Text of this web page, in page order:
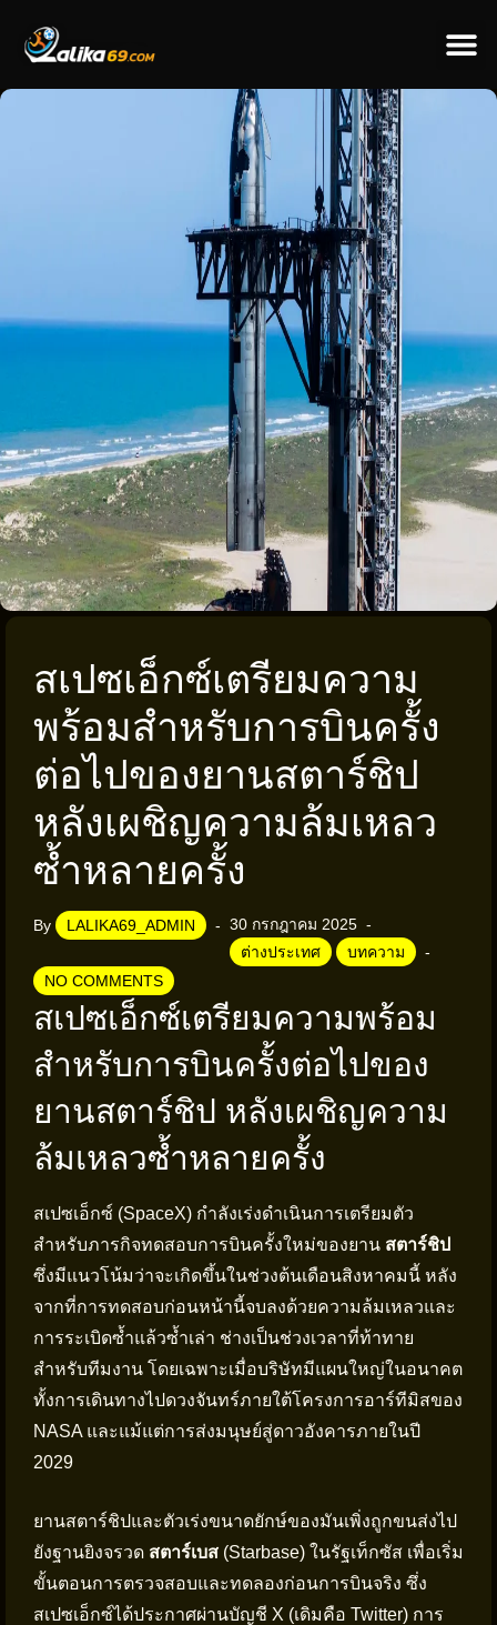
สเปซเอ็กซ์เตรียมความ
พร้อมสำหรับการบินครั้ง
ต่อไปของยานสตาร์ชิป
หลังเผชิญความล้มเหลว
ซ้ำหลายครั้ง
By LALIKA69_ADMIN
30 กรกฎาคม 2025
ต่างประเทศ
บทความ
NO COMMENTS
สเปซเอ็กซ์เตรียมความพร้อม
สำหรับการบินครั้งต่อไปของ
ยานสตาร์ชิป หลังเผชิญความ
ล้มเหลวซ้ำหลายครั้ง
สเปซเอ็กซ์ (SpaceX) กำลังเร่งดำเนินการเตรียมตัว
สำหรับภารกิจทดสอบการบินครั้งใหม่ของยาน สตาร์ชิป
ซึ่งมีแนวโน้มว่าจะเกิดขึ้นในช่วงต้นเดือนสิงหาคมนี้ หลัง
จากที่การทดสอบก่อนหน้านี้จบลงด้วยความล้มเหลวและ
การระเบิดซ้ำแล้วซ้ำเล่า ช่างเป็นช่วงเวลาที่ท้าทาย
สำหรับทีมงาน โดยเฉพาะเมื่อบริษัทมีแผนใหญ่ในอนาคต
ทั้งการเดินทางไปดวงจันทร์ภายใต้โครงการอาร์ทีมิสของ
NASA และแม้แต่การส่งมนุษย์สู่ดาวอังคารภายในปี
2029
ยานสตาร์ชิปและตัวเร่งขนาดยักษ์ของมันเพิ่งถูกขนส่งไป
ยังฐานยิงจรวด สตาร์เบส (Starbase) ในรัฐเท็กซัส เพื่อเริ่ม
ขั้นตอนการตรวจสอบและทดลองก่อนการบินจริง ซึ่ง
สเปซเอ็กซ์ได้ประกาศผ่านบัญชี X (เดิมคือ Twitter) การ